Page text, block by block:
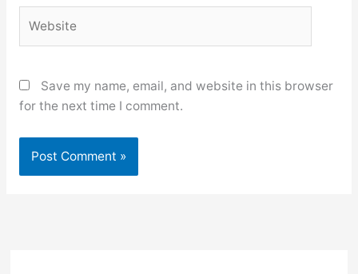
Save my name, email, and website in this browser
for the next time I comment.